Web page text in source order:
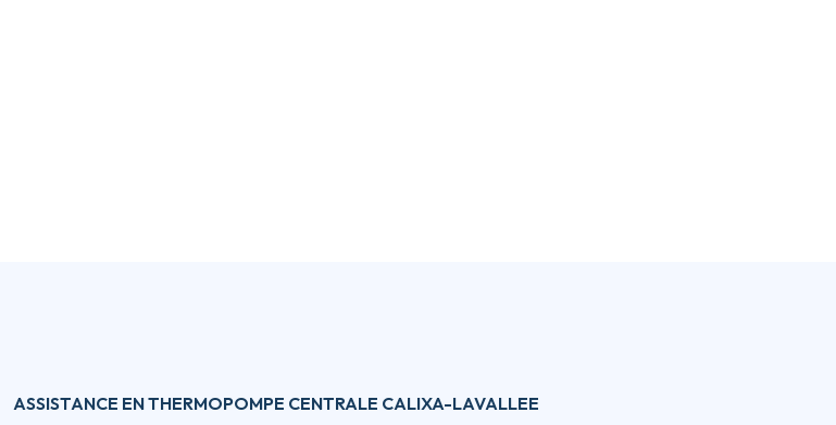
ASSISTANCE EN THERMOPOMPE CENTRALE CALIXA-LAVALLEE